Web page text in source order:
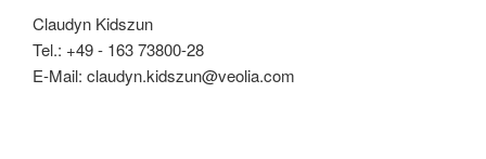
Claudyn Kidszun
Tel.: +49 - 163 73800-28
E-Mail: claudyn.kidszun@veolia.com